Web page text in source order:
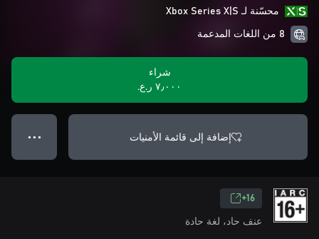
محسّنة لـ Xbox Series X|S
8 من اللغات المدعمة
شراء
٧٫٠٠٠ ر.ع.‏
إضافة إلى قائمة الأمنيات ● ● ●
16+
عنف حاد، لغة حادة